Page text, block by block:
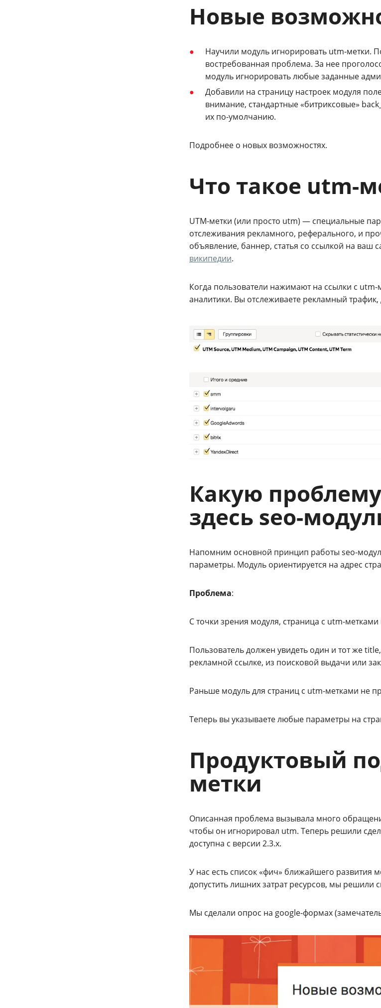
Новые
Научили модуль игнорировать utm-метки.
востребованная проблема. За нее
модуль игнорировать любые заданные
Добавили на страницу настроек модуля
внимание, стандартные «битриксовые»
их по-умолчанию.
Подробнее о новых возможностях.
Что такое utm-
UTM-метки (или просто utm) — специальные
отслеживания рекламного, реферального, и
объявление, баннер, статья со ссылкой на ваш
википедии.
Когда пользователи нажимают на ссылки с
аналитики. Вы отслеживаете рекламный
Какую
здесь seo-
Напомним основной принцип работы seo-
параметры. Модуль ориентируется на адрес
Проблема:
С точки зрения модуля, страница с utm-
Пользователь должен увидеть один и тот же
рекламной ссылке, из поисковой выдачи или
Раньше модуль для страниц с utm-метками не
Теперь вы указываете любые параметры на
Продуктовый
метки
Описанная проблема вызывала много
чтобы он игнорировал utm. Теперь решили
доступна с версии 2.3.x.
У нас есть список «фич» ближайшего
допустить лишних затрат ресурсов, мы решили
Мы сделали опрос на google-формах